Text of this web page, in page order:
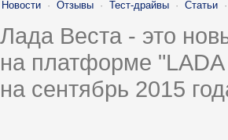
Новости · Отзывы · Тест-драйвы · Статьи ·
Лада Веста - это
на платформе
на сентябрь 2015